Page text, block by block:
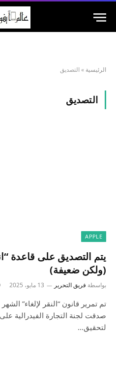
الرئيسية » التصديق
التصديق
APPLE
يتم التصديق على قاعدة
(ولكن ضعيفة)
بواسطة فريق التحرير 13 مايو، 2025
تم تمرير قانون “النقر لإلغاء”
صدقت لجنة التجارة الفيدرالية
لتحقيق…